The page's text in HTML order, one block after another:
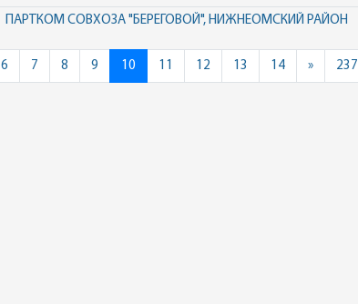
ПАРТКОМ СОВХОЗА "БЕРЕГОВОЙ", НИЖНЕОМСКИЙ РАЙОН
6 7 8 9 10 11 12 13 14 »Next237